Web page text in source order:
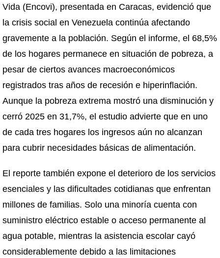
Vida (Encovi), presentada en Caracas, evidenció que
la crisis social en Venezuela continúa afectando
gravemente a la población. Según el informe, el 68,5%
de los hogares permanece en situación de pobreza, a
pesar de ciertos avances macroeconómicos
registrados tras años de recesión e hiperinflación.
Aunque la pobreza extrema mostró una disminución y
cerró 2025 en 31,7%, el estudio advierte que en uno
de cada tres hogares los ingresos aún no alcanzan
para cubrir necesidades básicas de alimentación.
El reporte también expone el deterioro de los servicios
esenciales y las dificultades cotidianas que enfrentan
millones de familias. Solo una minoría cuenta con
suministro eléctrico estable o acceso permanente al
agua potable, mientras la asistencia escolar cayó
considerablemente debido a las limitaciones